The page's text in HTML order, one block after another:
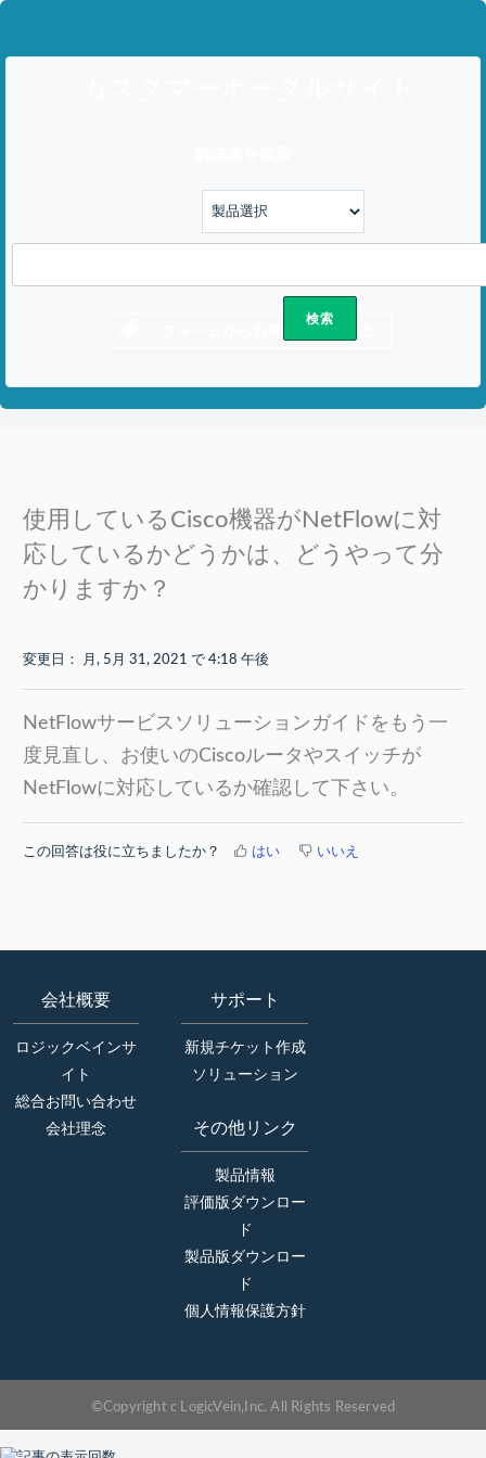
使用しているCisco機器がNetFlowに対
応しているかどうかは、どうやって分
かりますか？
変更日： 月, 5月 31, 2021 で 4:18 午後
NetFlowサービスソリューションガイドをもう一
度見直し、お使いのCiscoルータやスイッチが
NetFlowに対応しているか確認して下さい。
この回答は役に立ちましたか？ はい いいえ
会社概要
ロジックベインサ
イト
総合お問い合わせ
会社理念
サポート
新規チケット作成
ソリューション
その他リンク
製品情報
評価版ダウンロー
ド
製品版ダウンロー
ド
個人情報保護方針
©Copyright c LogicVein,Inc. All Rights Reserved